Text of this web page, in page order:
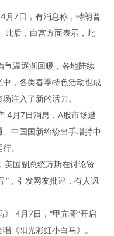
月7日，有消息称，特朗普
此后，白宫方面表示，此
气温逐渐回暖，各地陆续
，各类春季特色活动也成
注入了新的活力。
4月7日消息，A股市场遭
中国国新纷纷出手增持中
。
美国副总统万斯在讨论贸
”，引发网友批评，有人讽
4月7日，“甲亢哥”开启
《阳光彩虹小白马》。